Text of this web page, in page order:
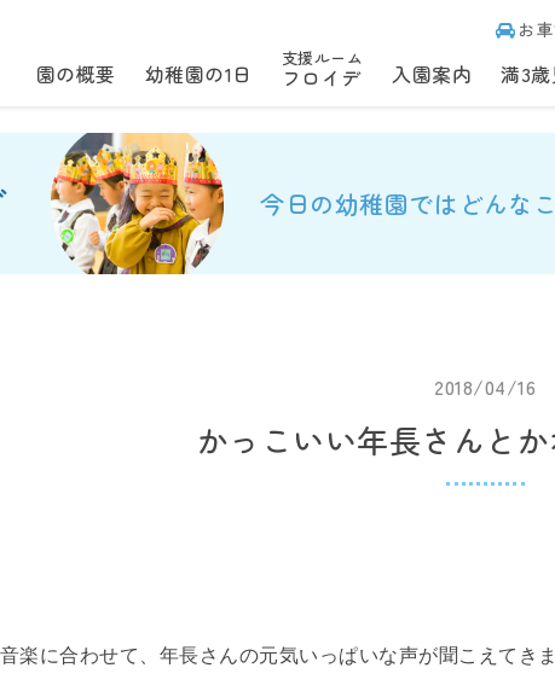
お
園の概要 幼稚園の1日
支援ルーム
フロイデ 入園案内 満3
今日の幼稚園ではどんな
2018/04/16
かっこいい年長さんと
楽に合わせて、年長さんの元気いっぱいな声が聞こえてきま